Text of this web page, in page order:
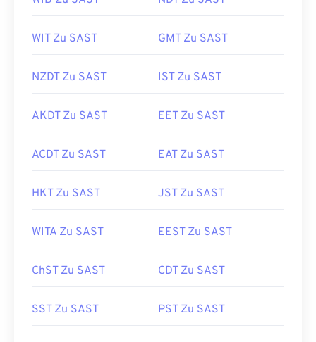
WIT Zu SAST GMT Zu SAST
NZDT Zu SAST IST Zu SAST
AKDT Zu SAST EET Zu SAST
ACDT Zu SAST EAT Zu SAST
HKT Zu SAST JST Zu SAST
WITA Zu SAST EEST Zu SAST
ChST Zu SAST CDT Zu SAST
SST Zu SAST PST Zu SAST